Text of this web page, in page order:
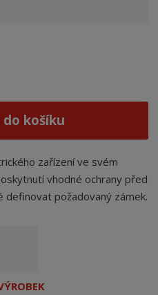
košíku
zařízení ve svém
vhodné ochrany před
definovat požadovaný zámek.